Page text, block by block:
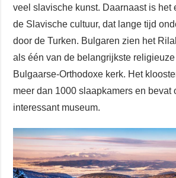
veel slavische kunst. Daarnaast is het
de Slavische cultuur, dat lange tijd
door de Turken. Bulgaren zien het
als één van de belangrijkste
Bulgaarse-Orthodoxe kerk. Het
meer dan 1000 slaapkamers en bevat
interessant museum.